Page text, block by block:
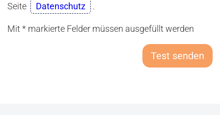
Seite
Datenschutz .
Mit * markierte Felder müssen ausgefüllt werden
Test senden